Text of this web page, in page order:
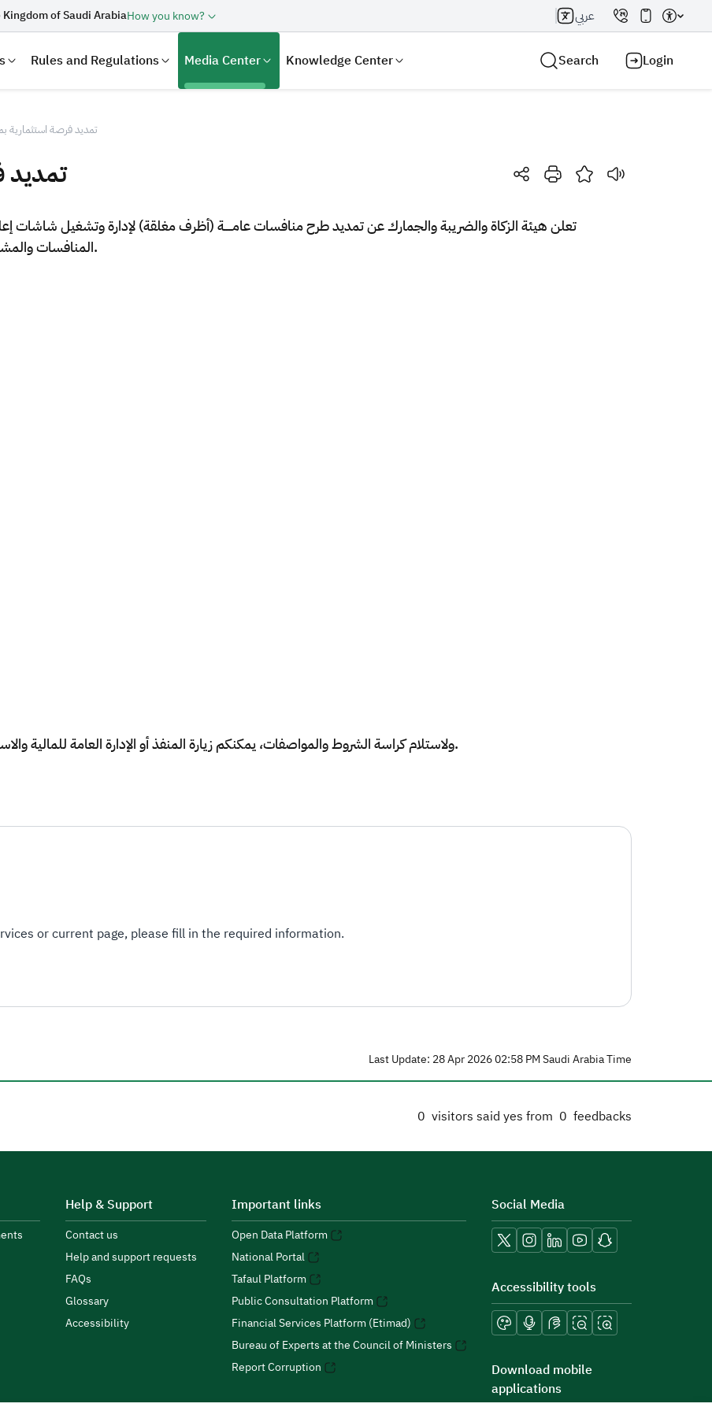
of Saudi ArabiaHow you know? عربي
Rules and Regulations Media Center Knowledge Center Search Login
تمديد فرصة استثمارية
تمديد
تعلن هيئة الزكاة والضريبة والجمارك عن تمديد طرح منافسات عامـــــة (أظرف مغلقة) لإدارة وتشغيل شاشات
المنافسات والمشتريات الحكومية الخاص بتأجير العقارات واستثمارها. ​
ولاستلام كراسة الشروط والمواصفات، يمكنكم زيارة المنفذ أو الإدارة العامة للمالية والاستثمار بهيئة الزكاة والضريبة والجمارك بحي المغرزات.
or current page, please fill in the required information.
Last Update: 28 Apr 2026 02:58 PM Saudi Arabia Time
0 visitors said yes from 0 feedbacks
Help & Support
Contact us
Help and support requests
FAQs
Glossary
Accessibility
Important links
Open Data Platform
National Portal
Tafaul Platform
Public Consultation Platform
Financial Services Platform (Etimad)
Bureau of Experts at the Council of Ministers
Report Corruption
Social Media
Accessibility tools
Download mobile
applications